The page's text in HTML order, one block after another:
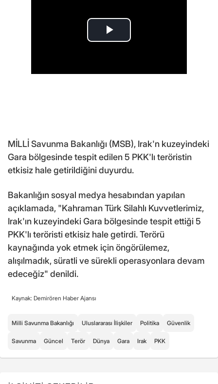
MİLLİ Savunma Bakanlığı (MSB), Irak'n kuzeyindeki
Gara bölgesinde tespit edilen 5 PKK'lı teröristin
etkisiz hale getirildiğini duyurdu.
Bakanlığın sosyal medya hesabından yapılan
açıklamada, "Kahraman Türk Silahlı Kuvvetlerimiz,
Irak'ın kuzeyindeki Gara bölgesinde tespit ettiği 5
PKK'lı teröristi etkisiz hale getirdi. Terörü
kaynağında yok etmek için öngörülemez,
alışılmadık, süratli ve sürekli operasyonlara devam
edeceğiz" denildi.
Kaynak: Demirören Haber Ajansı
Milli Savunma Bakanlığı Uluslararası İlişkiler Politika Güvenlik
Savunma Güncel Terör Dünya Gara Irak PKK